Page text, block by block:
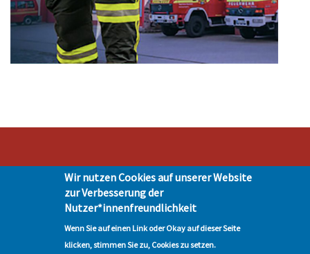
Stadt Hohen Neuendorf • Oranienburger Str. 2 • 16540 Hohen Neuendorf •
Telefon 03303-528-0
Impressum|Presse| Datenschutz| © Hohen-Neuendorf.de, Alle Rechte
vorbehalten - Vervielfältigung nur mit unserer Genehmigung
Wir nutzen Cookies auf unserer Website
zur Verbesserung der
Nutzer*innenfreundlichkeit
Wenn Sie auf einen Link oder Okay auf dieser Seite
klicken, stimmen Sie zu, Cookies zu setzen.